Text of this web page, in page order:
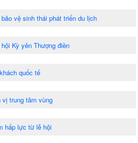
vệ sinh thái phát triển du lịch
Kỳ yên Thượng điền
quốc tế
vị trung tâm vùng
hấp lực từ lễ hội